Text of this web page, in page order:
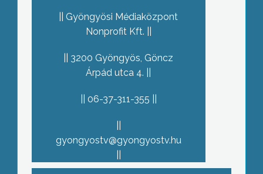
Gyöngyösi Médiaközpont
Nonprofit Kft.
3200 Gyöngyös, Göncz
Árpád utca 4.
06-37-311-355
gyongyostv@gyongyostv.hu